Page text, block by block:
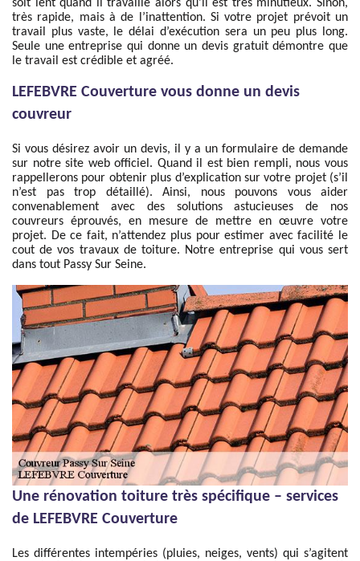
soit lent quand il travaille alors qu’il est très minutieux. Sinon,
très rapide, mais à de l’inattention. Si votre projet prévoit un
travail plus vaste, le délai d’exécution sera un peu plus long.
Seule une entreprise qui donne un devis gratuit démontre que
le travail est crédible et agréé.
LEFEBVRE Couverture vous donne un devis
couvreur
Si vous désirez avoir un devis, il y a un formulaire de demande
sur notre site web officiel. Quand il est bien rempli, nous vous
rappellerons pour obtenir plus d’explication sur votre projet (s’il
n’est pas trop détaillé). Ainsi, nous pouvons vous aider
convenablement avec des solutions astucieuses de nos
couvreurs éprouvés, en mesure de mettre en œuvre votre
projet. De ce fait, n’attendez plus pour estimer avec facilité le
cout de vos travaux de toiture. Notre entreprise qui vous sert
dans tout Passy Sur Seine.
Une rénovation toiture très spécifique – services
de LEFEBVRE Couverture
Les différentes intempéries (pluies, neiges, vents) qui s’agitent